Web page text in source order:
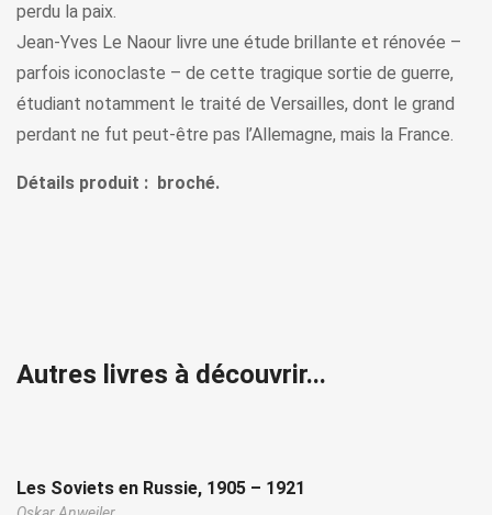
perdu la paix.
Jean-Yves Le Naour livre une étude brillante et rénovée –
parfois iconoclaste – de cette tragique sortie de guerre,
étudiant notamment le traité de Versailles, dont le grand
perdant ne fut peut-être pas l’Allemagne, mais la France.
Détails produit : broché.
Autres livres à découvrir...
Les Soviets en Russie, 1905 – 1921